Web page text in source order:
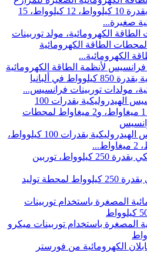
توربينات كابلان صغيرة بقدرة 10 كيلوواط، 12 كيلوواط، 15
صغيرة...
الكهرومائية...
مولدات توربينات فرانسيس...
أسعار توربينات فرانسيس الهيدروليكية بقدرات 100 كيلوواط،
مولد توربيني هيدروليكي بقدرة 250 كيلوواط لمحطة توليد
المصغرة باستخدام توربينات ميكرو